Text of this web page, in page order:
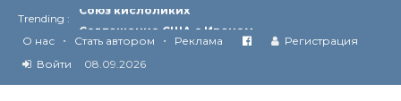
Trending :
Технология Революции в Иране
О нас • Стать автором • Реклама
Регистрация
Войти
08.09.2026